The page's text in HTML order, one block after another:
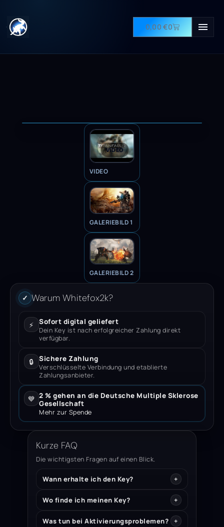
0,00€0
VIDEO
VIDEO
GALERIEBILD 1
GALERIEBILD 2
✓ Warum Whitefox2k?
⚡ Sofort digital geliefert
Dein Key ist nach erfolgreicher Zahlung direkt
verfügbar.
🔒 Sichere Zahlung
Verschlüsselte Verbindung und etablierte
Zahlungsanbieter.
💙 2 % gehen an die Deutsche Multiple Sklerose
Gesellschaft
Mehr zur Spende
Kurze FAQ
Die wichtigsten Fragen auf einen Blick.
Wann erhalte ich den Key?
Wo finde ich meinen Key?
Was tun bei Aktivierungsproblemen?